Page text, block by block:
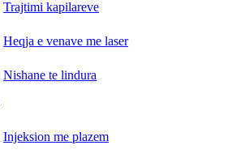
trajtimi kapilareve
heqja e venave me laser
nishane te lindura
injeksion me plazem